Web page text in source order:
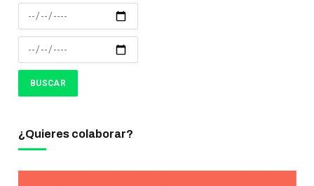
¿Quieres colaborar?